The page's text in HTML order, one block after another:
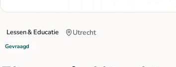
Lessen & Educatie Utrecht
Gevraagd